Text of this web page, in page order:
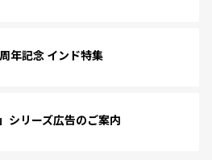
年記念 インド特集
シリーズ広告のご案内